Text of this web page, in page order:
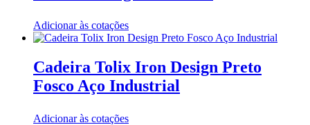
Adicionar às cotações
Cadeira Tolix Iron Design Preto
Fosco Aço Industrial
Adicionar às cotações